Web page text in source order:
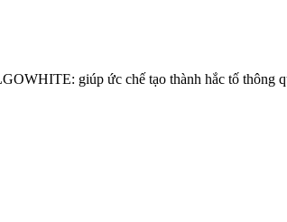
giúp ức chế tạo thành hắc tố thông